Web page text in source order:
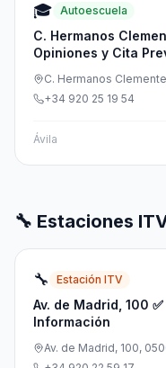
🎓 Autoescuela
C. Hermanos
Opiniones y Cita
C. Hermanos
+34 920 25 19 54
Ávila
🔧 Estaciones
🔧 Estación ITV
Av. de Madrid, 100
Información
Av. de Madrid, 100,